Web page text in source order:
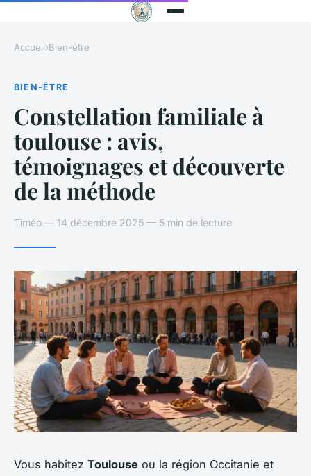
Accueil›Bien-être
BIEN-ÊTRE
Constellation familiale à
toulouse : avis,
témoignages et découverte
de la méthode
Timéo — 14 décembre 2025 — 5 min de lecture
Vous habitez Toulouse ou la région Occitanie et